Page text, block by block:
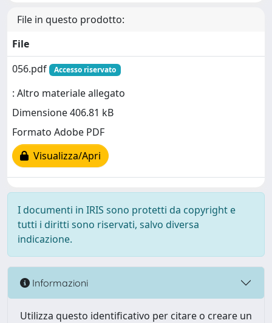
File in questo prodotto:
File
056.pdf
Accesso riservato
: Altro materiale allegato
Dimensione 406.81 kB
Formato Adobe PDF
Visualizza/Apri
I documenti in IRIS sono protetti da copyright e
tutti i diritti sono riservati, salvo diversa
indicazione.
Informazioni
Utilizza questo identificativo per citare o creare un